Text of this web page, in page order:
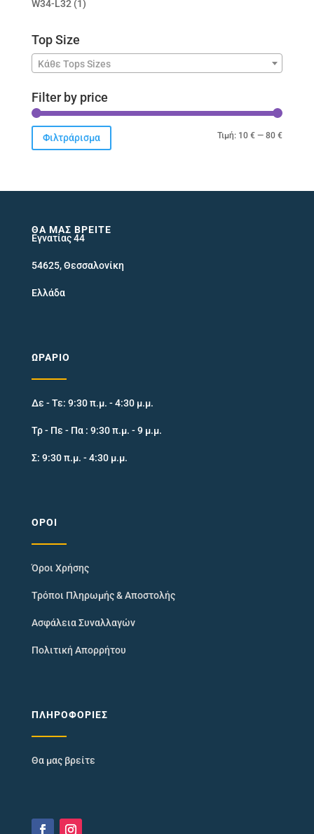
W34-L32 (1)
Top Size
Κάθε Tops Sizes
Filter by price
Φιλτράρισμα Τιμή: 10 € —80 €
ΘΑ ΜΑΣ ΒΡΕΊΤΕ
Εγνατίας 44
54625, Θεσσαλονίκη
Ελλάδα
ΩΡΆΡΙΟ
Δε - Τε: 9:30 π.μ. - 4:30 μ.μ.
Τρ - Πε - Πα : 9:30 π.μ. - 9 μ.μ.
Σ: 9:30 π.μ. - 4:30 μ.μ.
ΌΡΟΙ
Όροι Χρήσης
Τρόποι Πληρωμής & Αποστολής
Ασφάλεια Συναλλαγών
Πολιτική Απορρήτου
ΠΛΗΡΟΦΟΡΊΕΣ
Θα μας βρείτε